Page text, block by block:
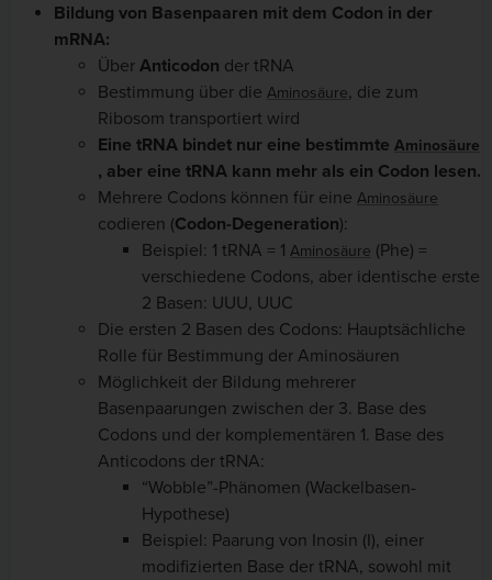
Bildung von Basenpaaren mit dem Codon in der
mRNA:
Über Anticodon der tRNA
Bestimmung über die Aminosäure, die zum
Ribosom transportiert wird
Eine tRNA bindet nur eine bestimmte Aminosäure
, aber eine tRNA kann mehr als ein Codon lesen.
Mehrere Codons können für eine Aminosäure
codieren (Codon-Degeneration):
Beispiel: 1 tRNA = 1 Aminosäure (Phe) =
verschiedene Codons, aber identische erste
2 Basen: UUU, UUC
Die ersten 2 Basen des Codons: Hauptsächliche
Rolle für Bestimmung der Aminosäuren
Möglichkeit der Bildung mehrerer
Basenpaarungen zwischen der 3. Base des
Codons und der komplementären 1. Base des
Anticodons der tRNA:
“Wobble”-Phänomen (Wackelbasen-
Hypothese)
Beispiel: Paarung von Inosin (I), einer
modifizierten Base der tRNA, sowohl mit